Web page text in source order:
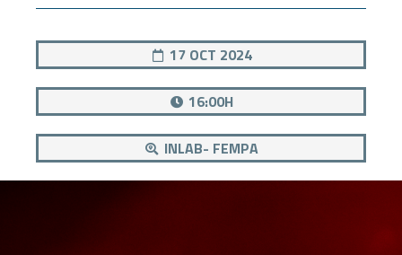
17 OCT 2024
16:00H
INLAB- FEMPA